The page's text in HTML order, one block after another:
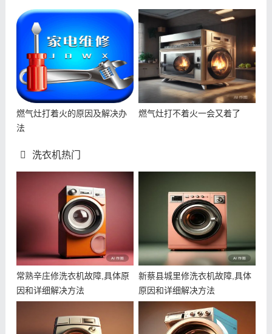
燃气灶打着火的原因及解决办
法
燃气灶打不着火一会又着了
洗衣机热门
常熟辛庄修洗衣机故障,具体原
因和详细解决方法
新蔡县城里修洗衣机故障,具体
原因和详细解决方法